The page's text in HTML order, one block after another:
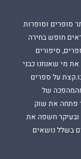
סופרים וסופרות
חופש בחירה
סיפורים
מי שאנחנו כבני
על ספרים
מהמהפכה של
פתחה את שוק
ובעיקר חשפה את
בשלל נושאים